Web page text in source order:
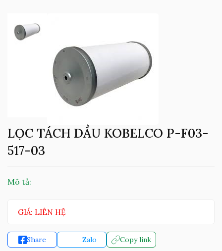
LỌC TÁCH DẦU KOBELCO P-F03-
517-03
Mô tả:
GIÁ: LIÊN HỆ
Share Zalo Copy link